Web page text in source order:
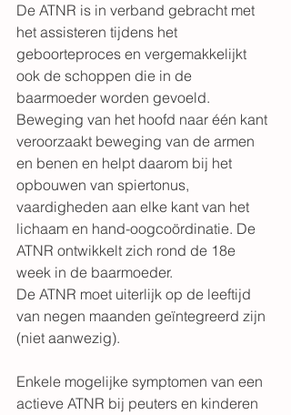
De ATNR is in verband gebracht met
het assisteren tijdens het
geboorteproces en vergemakkelijkt
ook de schoppen die in de
baarmoeder worden gevoeld.
Beweging van het hoofd naar één kant
veroorzaakt beweging van de armen
en benen en helpt daarom bij het
opbouwen van spiertonus,
vaardigheden aan elke kant van het
lichaam en hand-oogcoördinatie. De
ATNR ontwikkelt zich rond de 18e
week in de baarmoeder.
De ATNR moet uiterlijk op de leeftijd
van negen maanden geïntegreerd zijn
(niet aanwezig).
Enkele mogelijke symptomen van een
actieve ATNR bij peuters en kinderen